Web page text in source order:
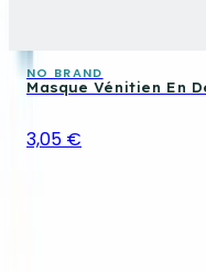
NO BRAND
Masque Vénitien En
3,05 €